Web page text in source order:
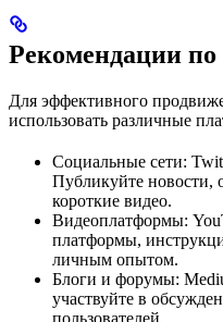
Рекомендации по
Для эффективного
использовать различные
Социальные сети:
Публикуйте новости,
короткие видео.
Видеоплатформы:
платформы,
личным опытом.
Блоги и форумы:
участвуйте в